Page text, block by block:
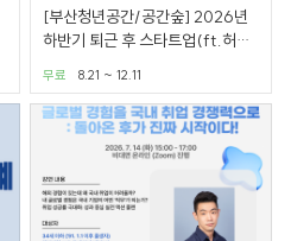
[부산청년공간/공간숲] 2026년
하반기 퇴근 후 스타트업(ft.허남
8.21 ~ 12.11
무료